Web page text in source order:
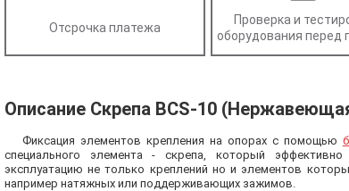
Отсрочка платежа
Проверка и
оборудования перед
Описание Скрепа BCS-10
Фиксация элементов крепления на опорах с помощью
специального элемента - скрепа, который
эксплуатацию не только креплений но и элементов
например натяжных или поддерживающих зажимов.